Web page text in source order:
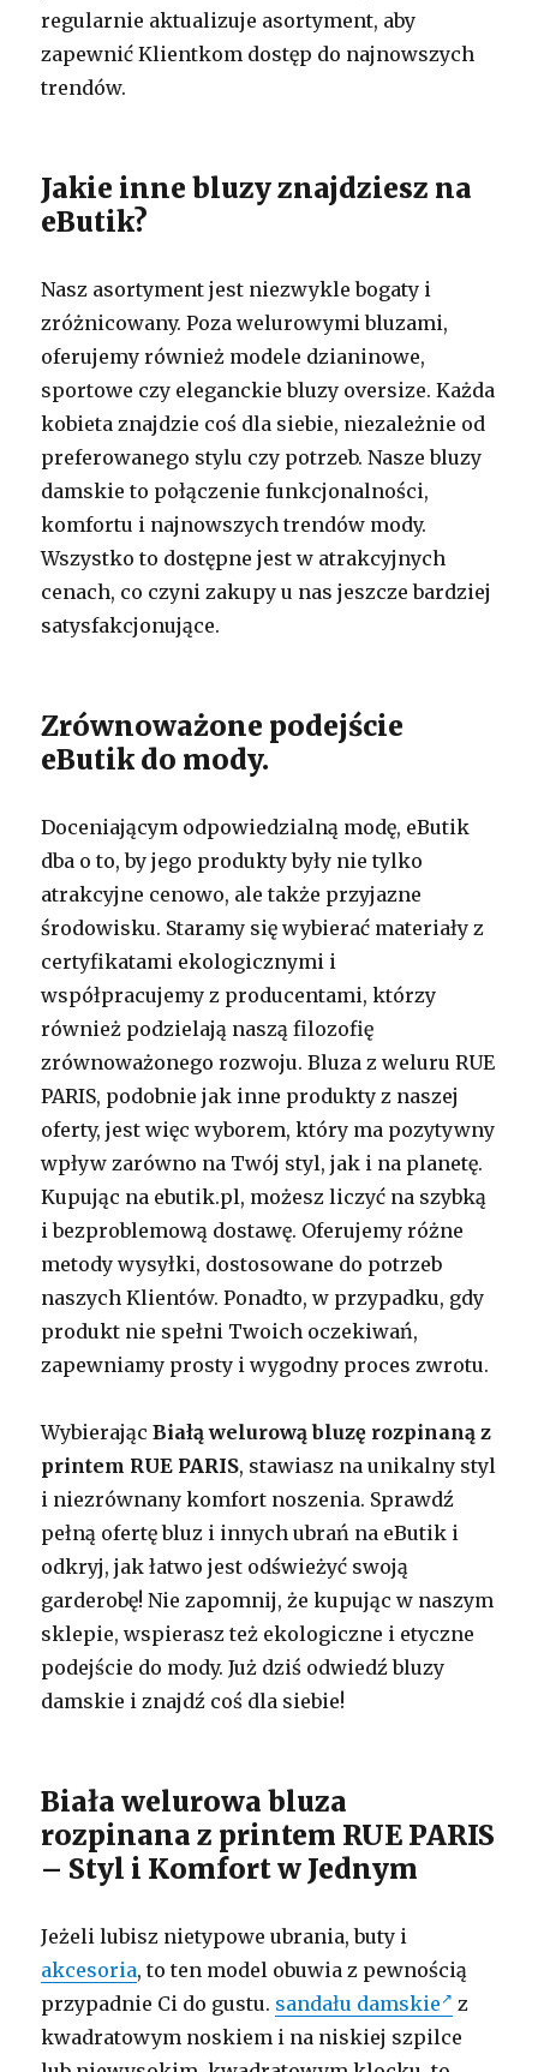
regularnie aktualizuje asortyment, aby
zapewnić Klientkom dostęp do najnowszych
trendów.
Jakie inne bluzy znajdziesz na
eButik?
Nasz asortyment jest niezwykle bogaty i
zróżnicowany. Poza welurowymi bluzami,
oferujemy również modele dzianinowe,
sportowe czy eleganckie bluzy oversize. Każda
kobieta znajdzie coś dla siebie, niezależnie od
preferowanego stylu czy potrzeb. Nasze bluzy
damskie to połączenie funkcjonalności,
komfortu i najnowszych trendów mody.
Wszystko to dostępne jest w atrakcyjnych
cenach, co czyni zakupy u nas jeszcze bardziej
satysfakcjonujące.
Zrównoważone podejście
eButik do mody.
Doceniającym odpowiedzialną modę, eButik
dba o to, by jego produkty były nie tylko
atrakcyjne cenowo, ale także przyjazne
środowisku. Staramy się wybierać materiały z
certyfikatami ekologicznymi i
współpracujemy z producentami, którzy
również podzielają naszą filozofię
zrównoważonego rozwoju. Bluza z weluru RUE
PARIS, podobnie jak inne produkty z naszej
oferty, jest więc wyborem, który ma pozytywny
wpływ zarówno na Twój styl, jak i na planetę.
Kupując na ebutik.pl, możesz liczyć na szybką
i bezproblemową dostawę. Oferujemy różne
metody wysyłki, dostosowane do potrzeb
naszych Klientów. Ponadto, w przypadku, gdy
produkt nie spełni Twoich oczekiwań,
zapewniamy prosty i wygodny proces zwrotu.
WybierającBiałą welurową bluzę rozpinaną z
printem RUE PARIS, stawiasz na unikalny styl
i niezrównany komfort noszenia. Sprawdź
pełną ofertę bluz i innych ubrań na eButik i
odkryj, jak łatwo jest odświeżyć swoją
garderobę! Nie zapomnij, że kupując w naszym
sklepie, wspierasz też ekologiczne i etyczne
podejście do mody. Już dziś odwiedź bluzy
damskie i znajdź coś dla siebie!
Biała welurowa bluza
rozpinana z printem RUE PARIS
– Styl i Komfort w Jednym
Jeżeli lubisz nietypowe ubrania, buty i
akcesoria, to ten model obuwia z pewnością
przypadnie Ci do gustu. sandału damskie
z
kwadratowym noskiem i na niskiej szpilce